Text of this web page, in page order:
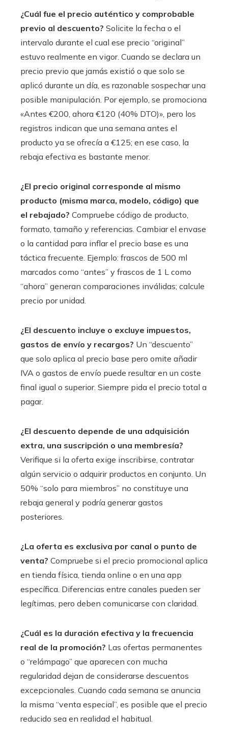
¿Cuál fue el precio auténtico y comprobable
previo al descuento? Solicite la fecha o el
intervalo durante el cual ese precio “original”
estuvo realmente en vigor. Cuando se declara un
precio previo que jamás existió o que solo se
aplicó durante un día, es razonable sospechar una
posible manipulación. Por ejemplo, se promociona
«Antes €200, ahora €120 (40% DTO)», pero los
registros indican que una semana antes el
producto ya se ofrecía a €125; en ese caso, la
rebaja efectiva es bastante menor.
¿El precio original corresponde al mismo
producto (misma marca, modelo, código) que
el rebajado? Compruebe código de producto,
formato, tamaño y referencias. Cambiar el envase
o la cantidad para inflar el precio base es una
táctica frecuente. Ejemplo: frascos de 500 ml
marcados como “antes” y frascos de 1 L como
“ahora” generan comparaciones inválidas; calcule
precio por unidad.
¿El descuento incluye o excluye impuestos,
gastos de envío y recargos? Un “descuento”
que solo aplica al precio base pero omite añadir
IVA o gastos de envío puede resultar en un coste
final igual o superior. Siempre pida el precio total a
pagar.
¿El descuento depende de una adquisición
extra, una suscripción o una membresía?
Verifique si la oferta exige inscribirse, contratar
algún servicio o adquirir productos en conjunto. Un
50% “solo para miembros” no constituye una
rebaja general y podría generar gastos
posteriores.
¿La oferta es exclusiva por canal o punto de
venta? Compruebe si el precio promocional aplica
en tienda física, tienda online o en una app
específica. Diferencias entre canales pueden ser
legítimas, pero deben comunicarse con claridad.
¿Cuál es la duración efectiva y la frecuencia
real de la promoción? Las ofertas permanentes
o “relámpago” que aparecen con mucha
regularidad dejan de considerarse descuentos
excepcionales. Cuando cada semana se anuncia
la misma “venta especial”, es posible que el precio
reducido sea en realidad el habitual.